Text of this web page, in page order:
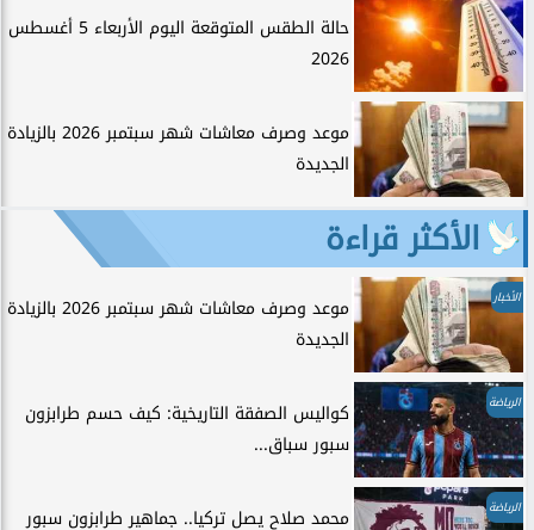
حالة الطقس المتوقعة اليوم الأربعاء 5 أغسطس
2026
موعد وصرف معاشات شهر سبتمبر 2026 بالزيادة
الجديدة
الأكثر قراءة
الأخبار
موعد وصرف معاشات شهر سبتمبر 2026 بالزيادة
الجديدة
الرياضة
كواليس الصفقة التاريخية: كيف حسم طرابزون
سبور سباق...
الرياضة
محمد صلاح يصل تركيا.. جماهير طرابزون سبور